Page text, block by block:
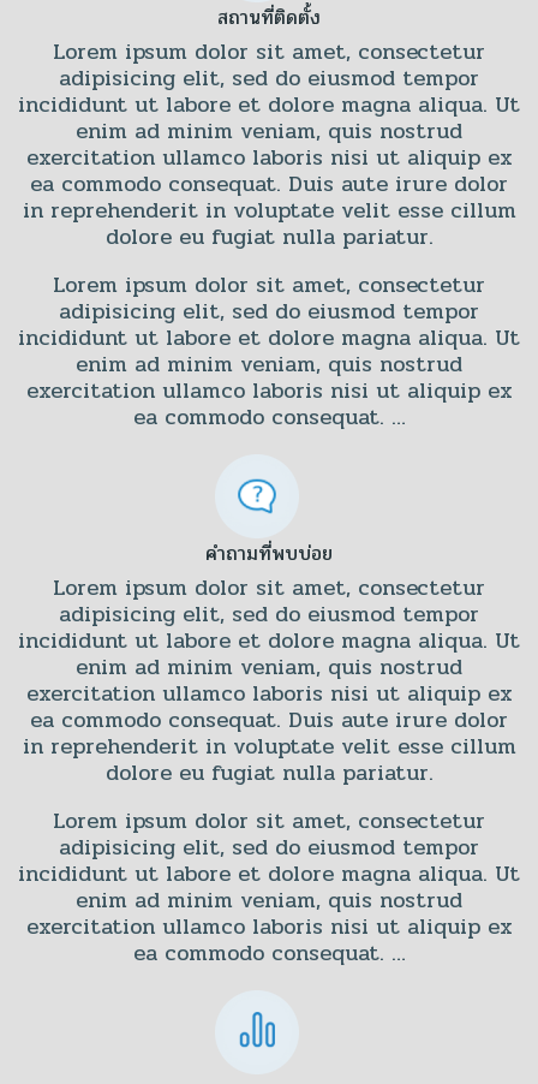
สถานที่ติดตั้ง
Lorem ipsum dolor sit amet, consectetur
adipisicing elit, sed do eiusmod tempor
incididunt ut labore et dolore magna aliqua. Ut
enim ad minim veniam, quis nostrud
exercitation ullamco laboris nisi ut aliquip ex
ea commodo consequat. Duis aute irure dolor
in reprehenderit in voluptate velit esse cillum
dolore eu fugiat nulla pariatur.
Lorem ipsum dolor sit amet, consectetur
adipisicing elit, sed do eiusmod tempor
incididunt ut labore et dolore magna aliqua. Ut
enim ad minim veniam, quis nostrud
exercitation ullamco laboris nisi ut aliquip ex
ea commodo consequat. …
คำถามที่พบบ่อย
Lorem ipsum dolor sit amet, consectetur
adipisicing elit, sed do eiusmod tempor
incididunt ut labore et dolore magna aliqua. Ut
enim ad minim veniam, quis nostrud
exercitation ullamco laboris nisi ut aliquip ex
ea commodo consequat. Duis aute irure dolor
in reprehenderit in voluptate velit esse cillum
dolore eu fugiat nulla pariatur.
Lorem ipsum dolor sit amet, consectetur
adipisicing elit, sed do eiusmod tempor
incididunt ut labore et dolore magna aliqua. Ut
enim ad minim veniam, quis nostrud
exercitation ullamco laboris nisi ut aliquip ex
ea commodo consequat. …